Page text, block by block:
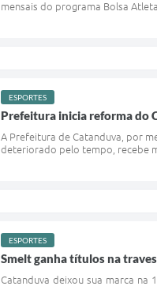
mensais do programa Bolsa
ESPORTES
Prefeitura inicia reforma do
A Prefeitura de Catanduva, por
deteriorado pelo tempo, recebe
ESPORTES
Smelt ganha títulos na
Catanduva deixou sua marca na